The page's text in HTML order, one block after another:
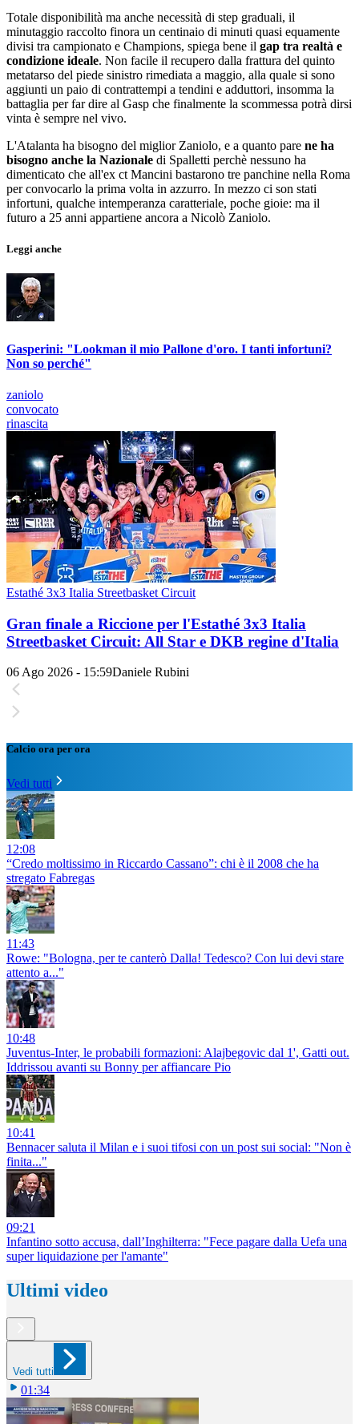
Totale disponibilità ma anche necessità di step graduali, il
minutaggio raccolto finora un centinaio di minuti quasi equamente
divisi tra campionato e Champions, spiega bene il gap tra realtà e
condizione ideale. Non facile il recupero dalla frattura del quinto
metatarso del piede sinistro rimediata a maggio, alla quale si sono
aggiunti un paio di contrattempi a tendini e adduttori, insomma la
battaglia per far dire al Gasp che finalmente la scommessa potrà dirsi
vinta è sempre nel vivo.
L'Atalanta ha bisogno del miglior Zaniolo, e a quanto pare ne ha
bisogno anche la Nazionale di Spalletti perchè nessuno ha
dimenticato che all'ex ct Mancini bastarono tre panchine nella Roma
per convocarlo la prima volta in azzurro. In mezzo ci son stati
infortuni, qualche intemperanza caratteriale, poche gioie: ma il
futuro a 25 anni appartiene ancora a Nicolò Zaniolo.
Leggi anche
Gasperini: "Lookman il mio Pallone d'oro. I tanti infortuni?
Non so perché"
zaniolo
convocato
rinascita
Estathé 3x3 Italia Streetbasket Circuit
Gran finale a Riccione per l'Estathé 3x3 Italia
Streetbasket Circuit: All Star e DKB regine d'Italia
06 Ago 2026 - 15:59Daniele Rubini
Calcio ora per ora
Vedi tutti
12:08
“Credo moltissimo in Riccardo Cassano”: chi è il 2008 che ha
stregato Fabregas
11:43
Rowe: "Bologna, per te canterò Dalla! Tedesco? Con lui devi stare
attento a..."
10:48
Juventus-Inter, le probabili formazioni: Alajbegovic dal 1', Gatti out.
Iddrissou avanti su Bonny per affiancare Pio
10:41
Bennacer saluta il Milan e i suoi tifosi con un post sui social: "Non è
finita..."
09:21
Infantino sotto accusa, dall’Inghilterra: "Fece pagare dalla Uefa una
super liquidazione per l'amante"
Ultimi video
Vedi tutti
01:34